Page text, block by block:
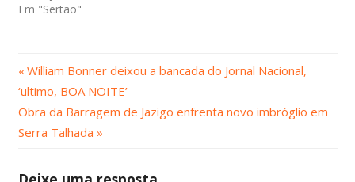
Em "Sertão"
Navegação
de
Post
Post
Anterior:
William Bonner deixou a bancada do Jornal Nacional,
‘ultimo, BOA NOITE’
Próximo
Post:
Obra da Barragem de Jazigo enfrenta novo imbróglio em
Serra Talhada